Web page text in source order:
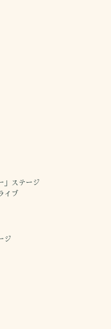
」ステージ
イブ
ジ